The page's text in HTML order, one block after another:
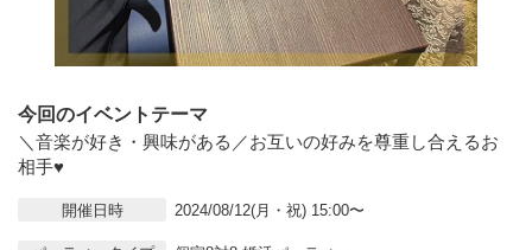
今回のイベントテーマ
＼音楽が好き・興味がある／お互いの好みを尊重し合えるお
相手♥
開催日時 2024/08/12(月・祝) 15:00〜